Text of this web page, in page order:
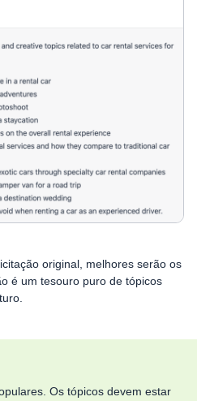
original, melhores serão os
é um tesouro puro de tópicos
Os tópicos devem estar